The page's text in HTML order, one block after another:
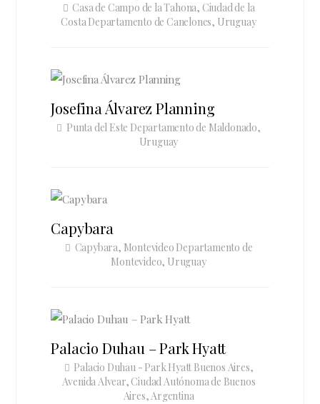
Casa de Campo de la Tahona, Ciudad de la
Costa Departamento de Canelones, Uruguay
Josefina Álvarez Planning
Punta del Este Departamento de Maldonado,
Uruguay
Capybara
Capybara, Montevideo Departamento de
Montevideo, Uruguay
Palacio Duhau – Park Hyatt
Palacio Duhau - Park Hyatt Buenos Aires,
Avenida Alvear, Ciudad Autónoma de Buenos
Aires, Argentina